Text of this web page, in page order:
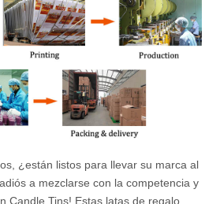
¿están listos para llevar su marca al
a mezclarse con la competencia y
Candle Tins! Estas latas de regalo